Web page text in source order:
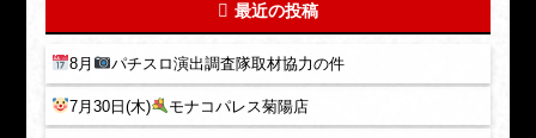
最近の投稿
8月 パチスロ演出調査隊取材協力の件
7月30日(木) モナコパレス菊陽店